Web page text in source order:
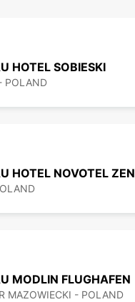
HOTEL SOBIESKI
POLAND
HOTEL NOVOTEL
MODLIN FLUGHAFEN
MAZOWIECKI - POLAND